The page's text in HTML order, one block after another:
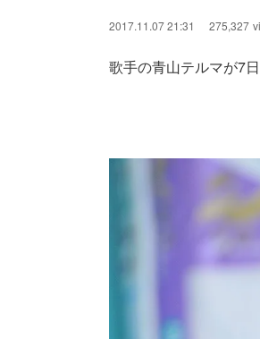
2017.11.07 21:31 275,327
歌手の青山テルマが7